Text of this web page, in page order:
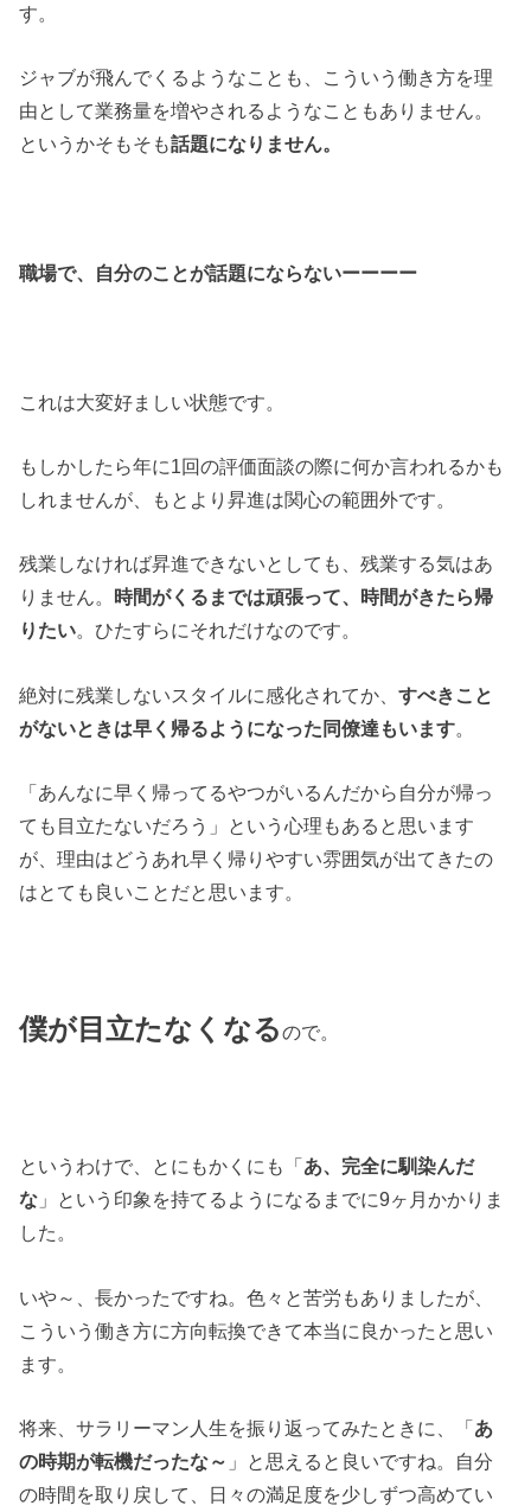
す。
ジャブが飛んでくるようなことも、こういう働き方を理
由として業務量を増やされるようなこともありません。
というかそもそも話題になりません。
職場で、自分のことが話題にならないーーーー
これは大変好ましい状態です。
もしかしたら年に1回の評価面談の際に何か言われるかも
しれませんが、もとより昇進は関心の範囲外です。
残業しなければ昇進できないとしても、残業する気はあ
りません。 時間がくるまでは頑張って、時間がきたら帰
りたい。ひたすらにそれだけなのです。
絶対に残業しないスタイルに感化されてか、すべきこと
がないときは早く帰るようになった同僚達もいます
「あんなに早く帰ってるやつがいるんだから自分が帰っ
ても目立たないだろう」という心理もあると思います
が、理由はどうあれ早く帰りやすい雰囲気が出てきたの
はとても良いことだと思います。
僕が目立たなくなるので。
というわけで、とにもかくにも「 あ、完全に馴染んだ
な 」という印象を持てるようになるまでに9ヶ月かかりま
した。
いや～、長かったですね。色々と苦労もありましたが、
こういう働き方に方向転換できて本当に良かったと思い
ます。
将来、サラリーマン人生を振り返ってみたときに、「あ
の時期が転機だったな～ 」と思えると良いですね。自分
の時間を取り戻して、日々の満足度を少しずつ高めてい